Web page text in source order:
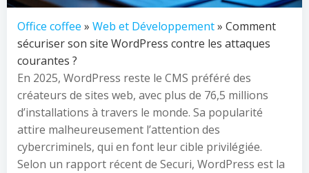
Office coffee » Web et Développement» Comment
sécuriser son site WordPress contre les attaques
courantes ?
En 2025, WordPress reste le CMS préféré des
créateurs de sites web, avec plus de 76,5 millions
d’installations à travers le monde. Sa popularité
attire malheureusement l’attention des
cybercriminels, qui en font leur cible privilégiée.
Selon un rapport récent de Securi, WordPress est la